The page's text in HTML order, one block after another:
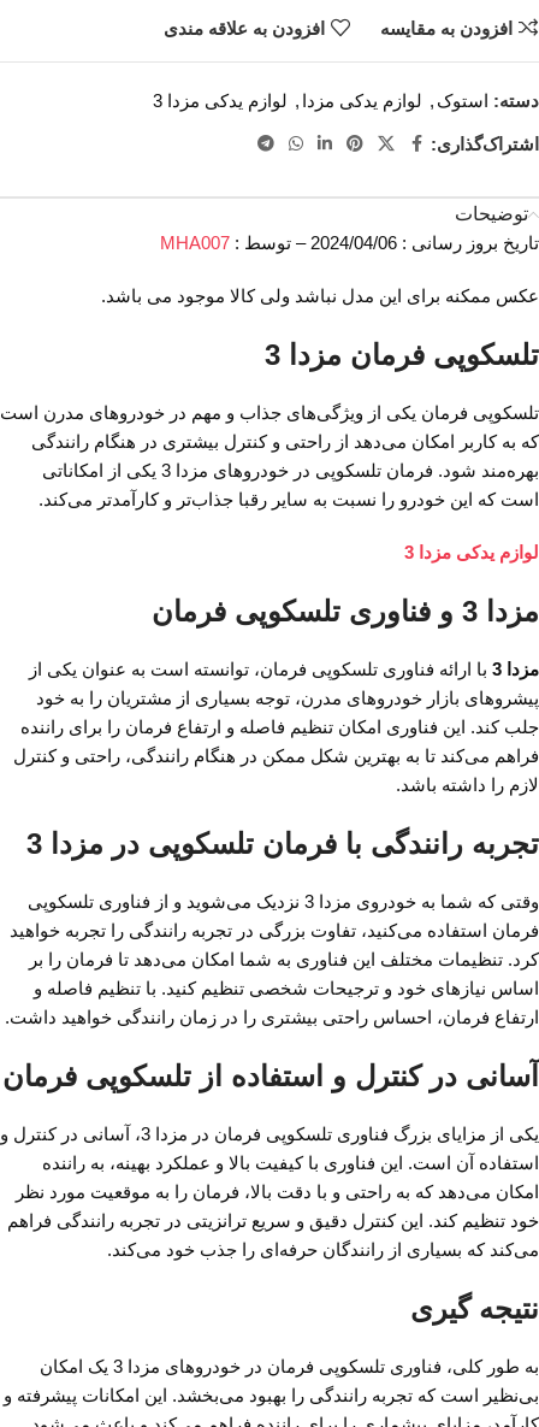
افزودن به مقایسه افزودن به علاقه مندی
دسته: استوک , لوازم یدکی مزدا , لوازم یدکی مزدا 3
اشتراک‌گذاری:
توضیحات
تاریخ بروز رسانی : 2024/04/06 – توسط :
MHA007
عکس ممکنه برای این مدل نباشد ولی کالا موجود می باشد.
تلسکوپی فرمان مزدا 3
تلسکوپی فرمان یکی از ویژگی‌های جذاب و مهم در خودروهای مدرن است
که به کاربر امکان می‌دهد از راحتی و کنترل بیشتری در هنگام رانندگی
بهره‌مند شود. فرمان تلسکوپی در خودروهای مزدا 3 یکی از امکاناتی
است که این خودرو را نسبت به سایر رقبا جذاب‌تر و کارآمد‌تر می‌کند.
لوازم یدکی مزدا 3
مزدا 3 و فناوری تلسکوپی فرمان
مزدا 3
با ارائه فناوری تلسکوپی فرمان، توانسته است به عنوان یکی از
پیشروهای بازار خودروهای مدرن، توجه بسیاری از مشتریان را به خود
جلب کند. این فناوری امکان تنظیم فاصله و ارتفاع فرمان را برای راننده
فراهم می‌کند تا به بهترین شکل ممکن در هنگام رانندگی، راحتی و کنترل
لازم را داشته باشد.
تجربه رانندگی با فرمان تلسکوپی در مزدا 3
وقتی که شما به خودروی مزدا 3 نزدیک می‌شوید و از فناوری تلسکوپی
فرمان استفاده می‌کنید، تفاوت بزرگی در تجربه رانندگی را تجربه خواهید
کرد. تنظیمات مختلف این فناوری به شما امکان می‌دهد تا فرمان را بر
اساس نیازهای خود و ترجیحات شخصی تنظیم کنید. با تنظیم فاصله و
ارتفاع فرمان، احساس راحتی بیشتری را در زمان رانندگی خواهید داشت.
آسانی در کنترل و استفاده از تلسکوپی فرمان
یکی از مزایای بزرگ فناوری تلسکوپی فرمان در مزدا 3، آسانی در کنترل و
استفاده آن است. این فناوری با کیفیت بالا و عملکرد بهینه، به راننده
امکان می‌دهد که به راحتی و با دقت بالا، فرمان را به موقعیت مورد نظر
خود تنظیم کند. این کنترل دقیق و سریع ترانزیتی در تجربه رانندگی فراهم
می‌کند که بسیاری از رانندگان حرفه‌ای را جذب خود می‌کند.
نتیجه گیری
به طور کلی، فناوری تلسکوپی فرمان در خودروهای مزدا 3 یک امکان
بی‌نظیر است که تجربه رانندگی را بهبود می‌بخشد. این امکانات پیشرفته و